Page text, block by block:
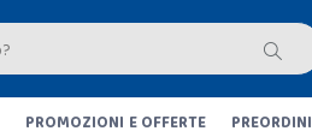
PROMOZIONI E OFFERTE PREORDINI